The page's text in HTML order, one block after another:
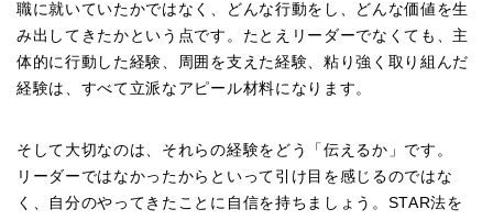
職に就いていたかではなく、どんな行動をし、どんな価値を生
み出してきたかという点です。たとえリーダーでなくても、主
体的に行動した経験、周囲を支えた経験、粘り強く取り組んだ
経験は、すべて立派なアピール材料になります。
そして大切なのは、それらの経験をどう「伝えるか」です。
リーダーではなかったからといって引け目を感じるのではな
く、自分のやってきたことに自信を持ちましょう。STAR法を